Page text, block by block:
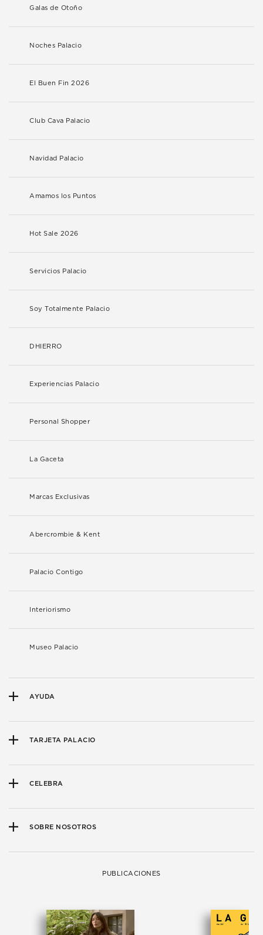
Galas de Otoño
Noches Palacio
El Buen Fin 2026
Club Cava Palacio
Navidad Palacio
Amamos los Puntos
Hot Sale 2026
Servicios Palacio
Soy Totalmente Palacio
DHIERRO
Experiencias Palacio
Personal Shopper
La Gaceta
Marcas Exclusivas
Abercrombie & Kent
Palacio Contigo
Interiorismo
Museo Palacio
AYUDA
TARJETA PALACIO
CELEBRA
SOBRE NOSOTROS
PUBLICACIONES